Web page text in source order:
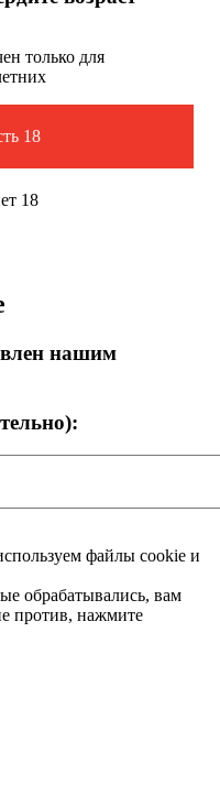
только для
18
18
нашим
файлы cookie и
обрабатывались, вам
против, нажмите